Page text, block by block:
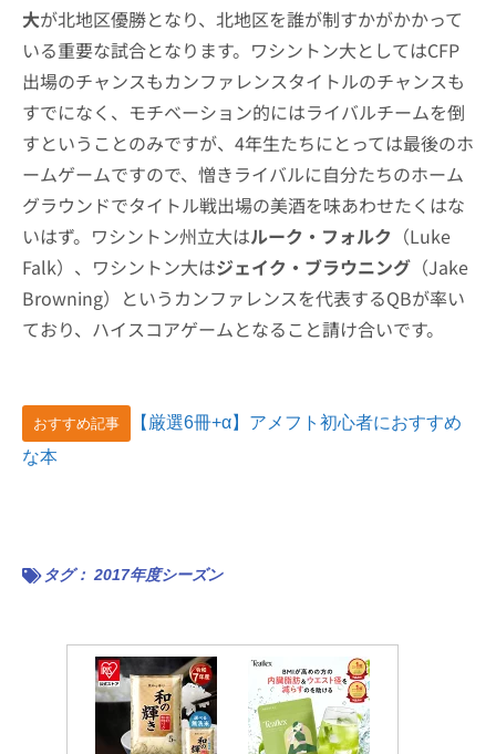
大が北地区優勝となり、北地区を誰が制すかがかかって
いる重要な試合となります。ワシントン大としてはCFP
出場のチャンスもカンファレンスタイトルのチャンスも
すでになく、モチベーション的にはライバルチームを倒
すということのみですが、4年生たちにとっては最後のホ
ームゲームですので、憎きライバルに自分たちのホーム
グラウンドでタイトル戦出場の美酒を味あわせたくはな
いはず。ワシントン州立大はルーク・フォルク （Luke
Falk）、ワシントン大はジェイク・ブラウニング （Jake
Browning）というカンファレンスを代表するQBが率い
ており、ハイスコアゲームとなること請け合いです。
おすすめ記事
【厳選6冊+α】アメフト初心者におすすめ
な本
タグ： 2017年度シーズン